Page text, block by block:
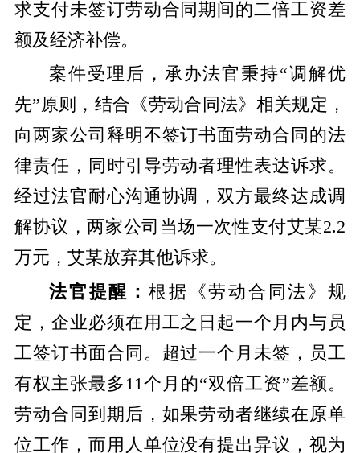
求支付未签订劳动合同期间的二倍工资差
额及经济补偿。
案件受理后，承办法官秉持“调解优
先”原则，结合《劳动合同法》相关规定，
向两家公司释明不签订书面劳动合同的法
律责任，同时引导劳动者理性表达诉求。
经过法官耐心沟通协调，双方最终达成调
解协议，两家公司当场一次性支付艾某2.2
万元，艾某放弃其他诉求。
法官提醒： 根据《劳动合同法》规
定，企业必须在用工之日起一个月内与员
工签订书面合同。超过一个月未签，员工
有权主张最多11个月的“双倍工资”差额。
劳动合同到期后，如果劳动者继续在原单
位工作，而用人单位没有提出异议，视为